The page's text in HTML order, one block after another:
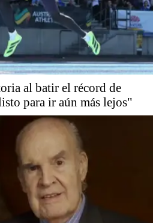
al batir el récord de
para ir aún más lejos"